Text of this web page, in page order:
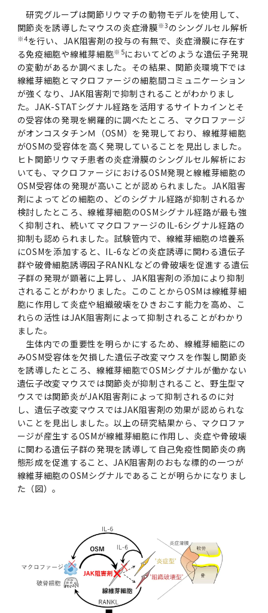
2013年度
2012年度
2011年度
研究グループは関節リウマチの動物モデルを使用して、
関節炎を誘導したマウスの炎症滑膜※3 のシングルセル解析
※4を行い、JAK阻害剤の投与の有無で、炎症滑膜に存在す
る免疫細胞や線維芽細胞※5においてどのような遺伝子発現
の変動があるか調べました。その結果、関節炎環境下では
線維芽細胞とマクロファージの細胞間コミュニケーション
が強くなり、JAK阻害剤で抑制されることがわかりまし
た。JAK-STATシグナル経路を活用するサイトカインとそ
の受容体の発現を網羅的に調べたところ、マクロファージ
がオンコスタチンＭ（OSM）を発現しており、線維芽細胞
がOSMの受容体を高く発現していることを見出しました。
ヒト関節リウマチ患者の炎症滑膜のシングルセル解析にお
いても、マクロファージにおけるOSM発現と線維芽細胞の
OSM受容体の発現が高いことが認められました。JAK阻害
剤によってどの細胞の、どのシグナル経路が抑制されるか
検討したところ、線維芽細胞のOSMシグナル経路が最も強
く抑制され、続いてマクロファージのIL-6シグナル経路の
抑制も認められました。試験管内で、線維芽細胞の培養系
にOSMを添加すると、IL-6などの炎症誘導に関わる遺伝子
群や破骨細胞誘導因子RANKLなどの骨破壊を促進する遺伝
子群の発現が顕著に上昇し、JAK阻害剤の添加により抑制
されることがわかりました。このことからOSMは線維芽細
胞に作用して炎症や組織破壊をひきおこす能力を高め、こ
れらの活性はJAK阻害剤によって抑制されることがわかり
ました。
生体内での重要性を明らかにするため、線維芽細胞にの
みOSM受容体を欠損した遺伝子改変マウスを作製し関節炎
を誘導したところ、線維芽細胞でOSMシグナルが働かない
遺伝子改変マウスでは関節炎が抑制されること、野生型マ
ウスでは関節炎がJAK阻害剤によって抑制されるのに対
し、遺伝子改変マウスではJAK阻害剤の効果が認められな
いことを見出しました。以上の研究結果から、マクロファ
ージが産生するOSMが線維芽細胞に作用し、炎症や骨破壊
に関わる遺伝子群の発現を誘導して自己免疫性関節炎の病
態形成を促進すること、JAK阻害剤のおもな標的の一つが
線維芽細胞のOSMシグナルであることが明らかになりまし
た（図）。